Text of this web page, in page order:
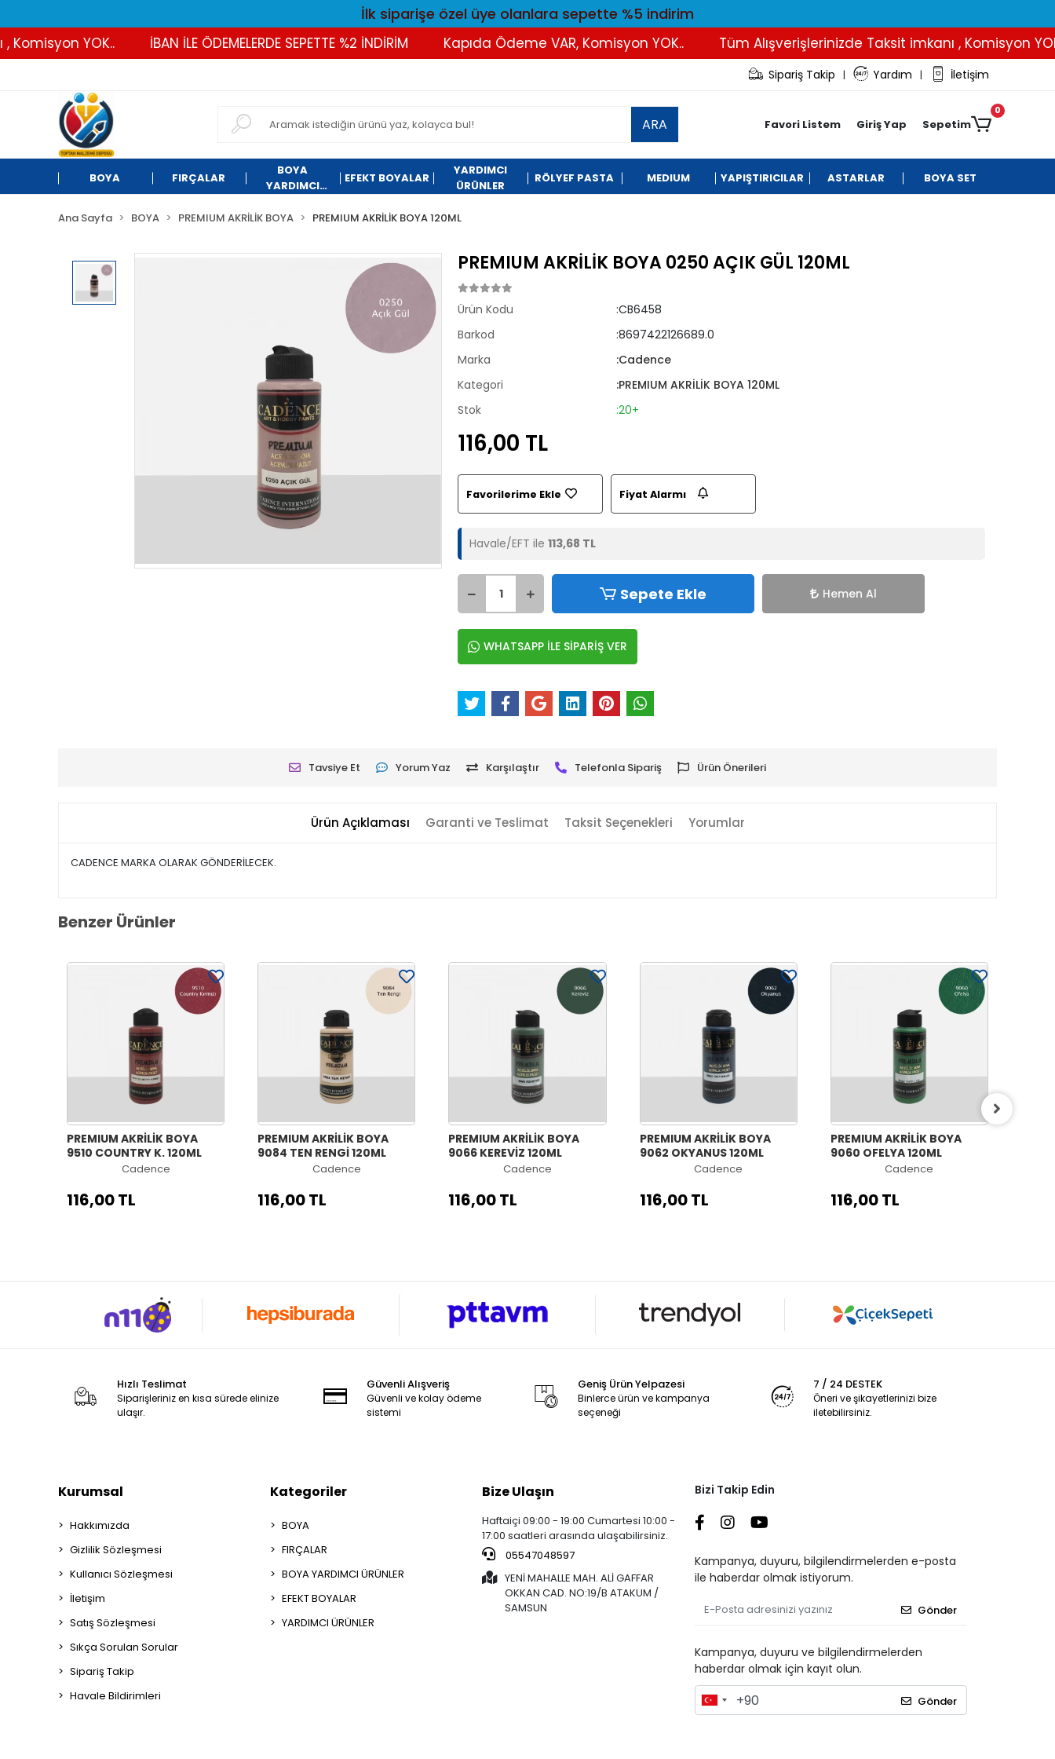
İlk siparişe özel üye olanlara sepette %5 indirim
YOK.. İBAN İLE ÖDEMELERDE SEPETTE %2 İNDİRİM Kapıda Ödeme VAR, Komisyon YOK.. Tüm Alışverişlerinizde Taksit imkanı , Komisyon YOK..
Sipariş Takip | Yardım | İletişim
ARA Favori Listem Giriş Yap Sepetim
0
BOYA FIRÇALAR
BOYA
YARDIMCI
EFEKT BOYALAR
YARDIMCI
ÜRÜNLER
RÖLYEF PASTA MEDIUM YAPIŞTIRICILAR ASTARLAR BOYA SET
Ana Sayfa BOYA PREMIUM AKRİLİK BOYA PREMIUM AKRİLİK BOYA 120ML
PREMIUM AKRİLİK BOYA 0250 AÇIK GÜL 120ML
Ürün Kodu
:CB6458
Barkod
:8697422126689.0
Marka
:Cadence
Kategori
:PREMIUM AKRİLİK BOYA 120ML
Stok
:20+
116,00 TL
Favorilerime Ekle Fiyat Alarmı
Havale/EFT ile113,68 TL
Sepete Ekle Hemen Al
WHATSAPP İLE SİPARİŞ VER
Tavsiye Et Yorum Yaz Karşılaştır Telefonla Sipariş Ürün Önerileri
Ürün Açıklaması Garanti ve Teslimat Taksit Seçenekleri Yorumlar
CADENCE MARKA OLARAK GÖNDERİLECEK.
Benzer Ürünler
PREMIUM AKRİLİK BOYA
9510 COUNTRY K. 120ML
Cadence
116,00 TL
PREMIUM AKRİLİK BOYA
9084 TEN RENGİ 120ML
Cadence
116,00 TL
PREMIUM AKRİLİK BOYA
9066 KEREVİZ 120ML
Cadence
116,00 TL
PREMIUM AKRİLİK BOYA
9062 OKYANUS 120ML
Cadence
116,00 TL
PREMIUM AKRİLİK BOYA
9060 OFELYA 120ML
Cadence
116,00 TL
Hızlı Teslimat
Siparişleriniz en kısa sürede elinize
ulaşır.
Güvenli Alışveriş
Güvenli ve kolay ödeme
sistemi
Geniş Ürün Yelpazesi
Binlerce ürün ve kampanya
seçeneği
7 / 24 DESTEK
Öneri ve şikayetlerinizi bize
iletebilirsiniz.
Kurumsal
Hakkımızda
Gizlilik Sözleşmesi
Kullanıcı Sözleşmesi
İletişim
Satış Sözleşmesi
Sıkça Sorulan Sorular
Sipariş Takip
Havale Bildirimleri
Kategoriler
BOYA
FIRÇALAR
BOYA YARDIMCI ÜRÜNLER
EFEKT BOYALAR
YARDIMCI ÜRÜNLER
Bize Ulaşın
Haftaiçi 09:00 - 19:00 Cumartesi 10:00 -
17:00 saatleri arasında ulaşabilirsiniz.
05547048597
YENİ MAHALLE MAH. ALİ GAFFAR
OKKAN CAD. NO:19/B ATAKUM /
SAMSUN
Bizi Takip Edin
Kampanya, duyuru, bilgilendirmelerden e-posta
ile haberdar olmak istiyorum.
Gönder
Kampanya, duyuru ve bilgilendirmelerden
haberdar olmak için kayıt olun.
Gönder